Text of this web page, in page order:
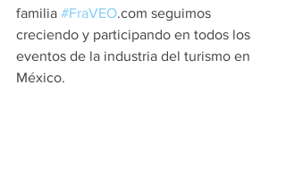
familia #FraVEO.com seguimos
creciendo y participando en todos los
eventos de la industria del turismo en
México.